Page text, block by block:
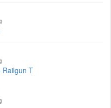
Railgun T